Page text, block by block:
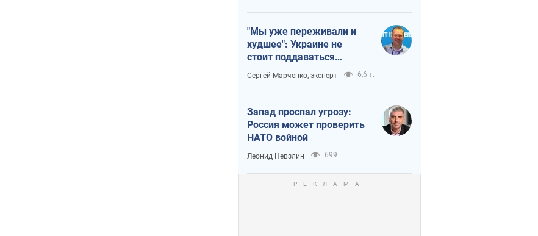
"Мы уже переживали и
худшее": Украине не
стоит поддаваться
отчаянию из-за
ракетного террора
Сергей Марченко, эксперт 6,6 т.
Запад проспал угрозу:
Россия может проверить
НАТО войной
Леонид Невзлин 699